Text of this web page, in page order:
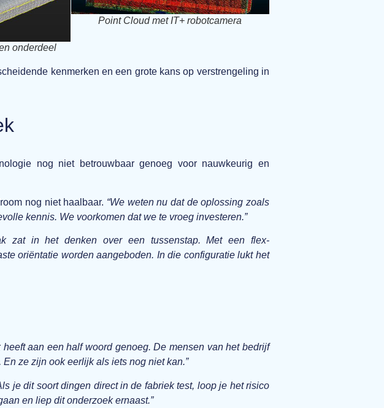
onderdeel
Point Cloud met IT+ robotcamera
kenmerken en een grote kans op verstrengeling in
nog niet betrouwbaar genoeg voor nauwkeurig en
nog niet haalbaar. “We weten nu dat de oplossing zoals
kennis. We voorkomen dat we te vroeg investeren.”
zat in het denken over een tussenstap. Met een flex-
oriëntatie worden aangeboden. In die configuratie lukt het
heeft aan een half woord genoeg. De mensen van het bedrijf
ze zijn ook eerlijk als iets nog niet kan.”
je dit soort dingen direct in de fabriek test, loop je het risico
en liep dit onderzoek ernaast.”